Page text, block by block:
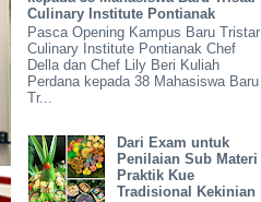
Culinary Institute Pontianak
Pasca Opening Kampus Baru Tristar
Culinary Institute Pontianak Chef
Della dan Chef Lily Beri Kuliah
Perdana kepada 38 Mahasiswa Baru
Tr...
Dari Exam untuk
Penilaian Sub Materi
Praktik Kue
Tradisional Kekinian